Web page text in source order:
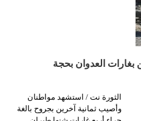
العدوان بحجة
الثورة نت / استشهد مواطنان
وأصيب ثمانية آخرين بجروح بالغة